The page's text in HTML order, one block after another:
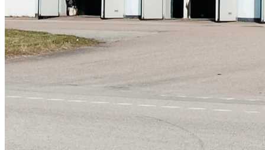
Skadeverkstad